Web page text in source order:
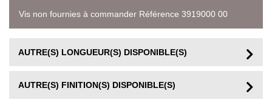
Vis non fournies à commander Référence 3919000 00
AUTRE(S) LONGUEUR(S) DISPONIBLE(S)
AUTRE(S) FINITION(S) DISPONIBLE(S)